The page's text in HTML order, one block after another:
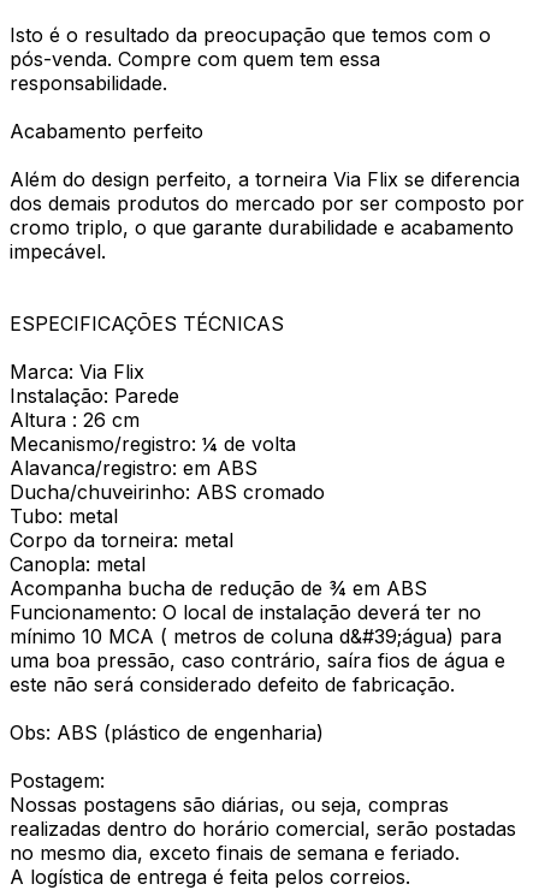
Isto é o resultado da preocupação que temos com o
pós-venda. Compre com quem tem essa
responsabilidade.
Acabamento perfeito
Além do design perfeito, a torneira Via Flix se diferencia
dos demais produtos do mercado por ser composto por
cromo triplo, o que garante durabilidade e acabamento
impecável.
ESPECIFICAÇÕES TÉCNICAS
Marca: Via Flix
Instalação: Parede
Altura : 26 cm
Mecanismo/registro: ¼ de volta
Alavanca/registro: em ABS
Ducha/chuveirinho: ABS cromado
Tubo: metal
Corpo da torneira: metal
Canopla: metal
Acompanha bucha de redução de ¾ em ABS
Funcionamento: O local de instalação deverá ter no
mínimo 10 MCA ( metros de coluna d&#39;água) para
uma boa pressão, caso contrário, saíra fios de água e
este não será considerado defeito de fabricação.
Obs: ABS (plástico de engenharia)
Postagem:
Nossas postagens são diárias, ou seja, compras
realizadas dentro do horário comercial, serão postadas
no mesmo dia, exceto finais de semana e feriado.
A logística de entrega é feita pelos correios.